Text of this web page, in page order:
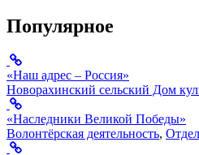
Популярное
«Наш адрес – Россия»
Новорахинский сельский Дом
«Наследники Великой Победы»
Волонтёрская деятельность,